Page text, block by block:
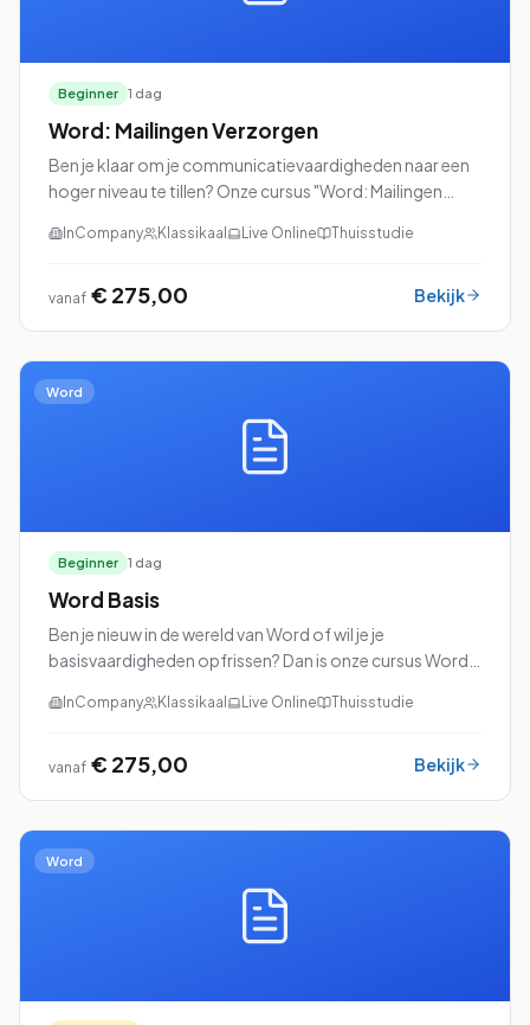
Beginner 1 dag
Word: Mailingen Verzorgen
Ben je klaar om je communicatievaardigheden naar een
hoger niveau te tillen? Onze cursus "Word: Mailingen
InCompany Klassikaal Live Online Thuisstudie
vanaf € 275,00 Bekijk
Word
Beginner 1 dag
Word Basis
Ben je nieuw in de wereld van Word of wil je je
basisvaardigheden opfrissen? Dan is onze cursus Word
InCompany Klassikaal Live Online Thuisstudie
vanaf € 275,00 Bekijk
Word